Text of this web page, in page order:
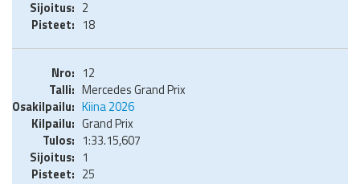
2
18
12
Mercedes Grand Prix
Kiina 2026
Grand Prix
1:33.15,607
1
25